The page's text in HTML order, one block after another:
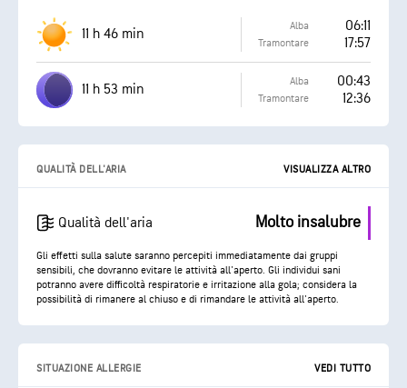
11 h 46 min Alba 06:11
Tramontare 17:57
11 h 53 min Alba 00:43
Tramontare 12:36
QUALITÀ DELL'ARIA VISUALIZZA ALTRO
Qualità dell'aria Molto insalubre
Gli effetti sulla salute saranno percepiti immediatamente dai gruppi
sensibili, che dovranno evitare le attività all'aperto. Gli individui sani
potranno avere difficoltà respiratorie e irritazione alla gola; considera la
possibilità di rimanere al chiuso e di rimandare le attività all'aperto.
SITUAZIONE ALLERGIE VEDI TUTTO